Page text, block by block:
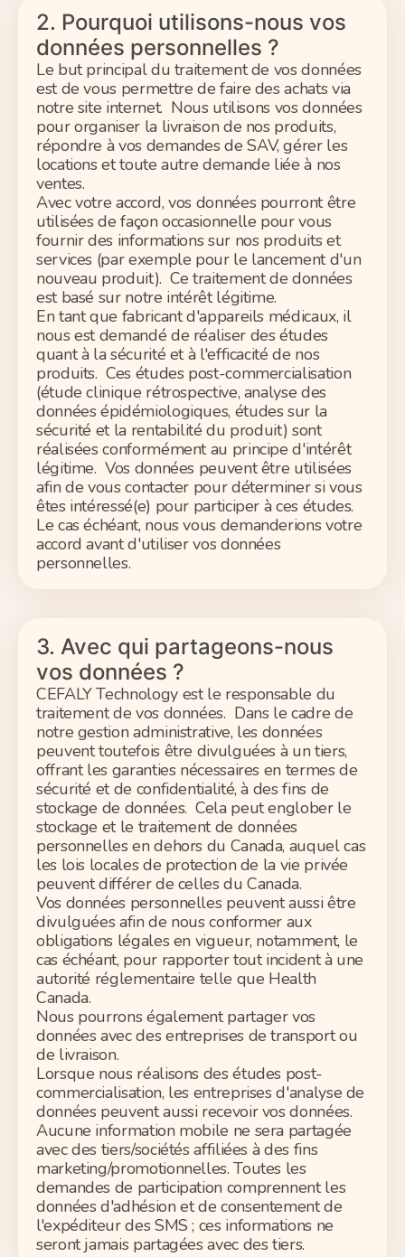
2. Pourquoi utilisons-nous vos
données personnelles ?
Le but principal du traitement de vos données
est de vous permettre de faire des achats via
notre site internet. Nous utilisons vos données
pour organiser la livraison de nos produits,
répondre à vos demandes de SAV, gérer les
locations et toute autre demande liée à nos
ventes.
Avec votre accord, vos données pourront être
utilisées de façon occasionnelle pour vous
fournir des informations sur nos produits et
services (par exemple pour le lancement d'un
nouveau produit). Ce traitement de données
est basé sur notre intérêt légitime.
En tant que fabricant d'appareils médicaux, il
nous est demandé de réaliser des études
quant à la sécurité et à l'efficacité de nos
produits. Ces études post-commercialisation
(étude clinique rétrospective, analyse des
données épidémiologiques, études sur la
sécurité et la rentabilité du produit) sont
réalisées conformément au principe d'intérêt
légitime. Vos données peuvent être utilisées
afin de vous contacter pour déterminer si vous
êtes intéressé(e) pour participer à ces études.
Le cas échéant, nous vous demanderions votre
accord avant d'utiliser vos données
personnelles.
3. Avec qui partageons-nous
vos données ?
CEFALY Technology est le responsable du
traitement de vos données. Dans le cadre de
notre gestion administrative, les données
peuvent toutefois être divulguées à un tiers,
offrant les garanties nécessaires en termes de
sécurité et de confidentialité, à des fins de
stockage de données. Cela peut englober le
stockage et le traitement de données
personnelles en dehors du Canada, auquel cas
les lois locales de protection de la vie privée
peuvent différer de celles du Canada.
Vos données personnelles peuvent aussi être
divulguées afin de nous conformer aux
obligations légales en vigueur, notamment, le
cas échéant, pour rapporter tout incident à une
autorité réglementaire telle que Health
Canada.
Nous pourrons également partager vos
données avec des entreprises de transport ou
de livraison.
Lorsque nous réalisons des études post-
commercialisation, les entreprises d'analyse de
données peuvent aussi recevoir vos données.
Aucune information mobile ne sera partagée
avec des tiers/sociétés affiliées à des fins
marketing/promotionnelles. Toutes les
demandes de participation comprennent les
données d'adhésion et de consentement de
l'expéditeur des SMS ; ces informations ne
seront jamais partagées avec des tiers.